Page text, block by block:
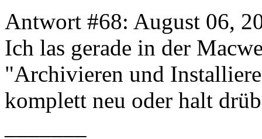
Antwort #68: August 06,
Ich las gerade in der
"Archivieren und
komplett neu oder halt